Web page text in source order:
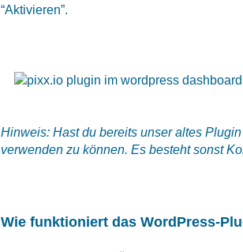
“Aktivieren”.
Hinweis: Hast du bereits unser altes
verwenden zu können. Es besteht sonst
Wie funktioniert das WordPress-